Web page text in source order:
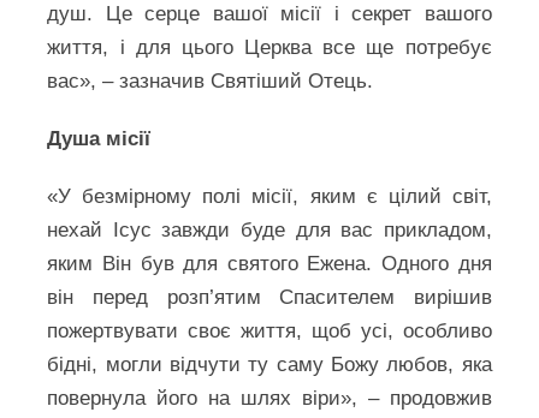
душ. Це серце вашої місії і секрет вашого
життя, і для цього Церква все ще потребує
вас», – зазначив Святіший Отець.
Душа місії
«У безмірному полі місії, яким є цілий світ,
нехай Ісус завжди буде для вас прикладом,
яким Він був для святого Ежена. Одного дня
він перед розп’ятим Спасителем вирішив
пожертвувати своє життя, щоб усі, особливо
бідні, могли відчути ту саму Божу любов, яка
повернула його на шлях віри», – продовжив